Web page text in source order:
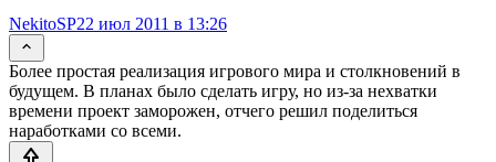
NekitoSP22 июл 2011 в 13:26
Более простая реализация игрового мира и столкновений в
будущем. В планах было сделать игру, но из-за нехватки
времени проект заморожен, отчего решил поделиться
наработками со всеми.